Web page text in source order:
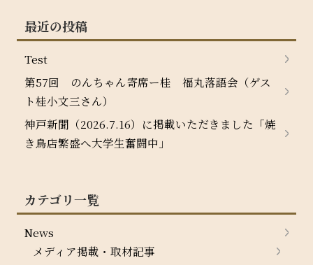
最近の投稿
Test
第57回 のんちゃん寄席ー桂 福丸落語会（ゲス
ト桂小文三さん）
神戸新聞（2026.7.16）に掲載いただきました「焼
き鳥店繁盛へ大学生奮闘中」
カテゴリ一覧
News
メディア掲載・取材記事